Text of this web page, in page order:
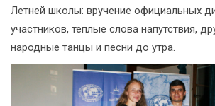
Летней школы: вручение официальных
участников, теплые слова напутствия,
народные танцы и песни до утра.